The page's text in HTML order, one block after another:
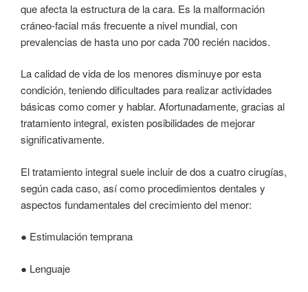
que afecta la estructura de la cara. Es la malformación
cráneo-facial más frecuente a nivel mundial, con
prevalencias de hasta uno por cada 700 recién nacidos.
La calidad de vida de los menores disminuye por esta
condición, teniendo dificultades para realizar actividades
básicas como comer y hablar. Afortunadamente, gracias al
tratamiento integral, existen posibilidades de mejorar
significativamente.
El tratamiento integral suele incluir de dos a cuatro cirugías,
según cada caso, así como procedimientos dentales y
aspectos fundamentales del crecimiento del menor:
● Estimulación temprana
● Lenguaje